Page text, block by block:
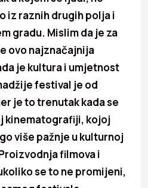
iz raznih drugih polja i
gradu. Mislim da je za
ovo najznačajnija
je kultura i umjetnost
festival je od
je to trenutak kada se
kinematografiji, kojoj
više pažnje u kulturnoj
filmova i
se to ne promijeni,